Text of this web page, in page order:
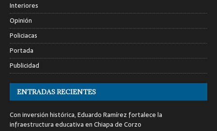
Interiores
Opinión
Policiacas
Portada
Publicidad
ENTRADAS RECIENTES
Con inversión histórica, Eduardo Ramírez fortalece la
infraestructura educativa en Chiapa de Corzo